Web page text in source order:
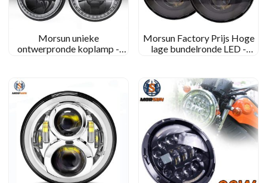
Morsun unieke
ontwerpronde koplamp -
Morsun Factory Prijs Hoge
lage bundelronde LED -